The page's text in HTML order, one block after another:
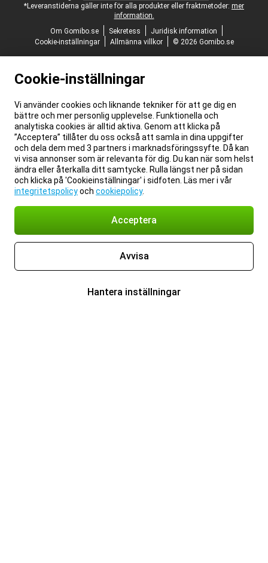
*Leveranstiderna gäller inte för alla produkter eller fraktmetoder: mer
information.
Om Gomibo.se
Sekretess
Juridisk information
Cookie-inställningar
Allmänna villkor © 2026 Gomibo.se
Cookie-inställningar
Vi använder cookies och liknande tekniker för att ge dig en
bättre och mer personlig upplevelse. Funktionella och
analytiska cookies är alltid aktiva. Genom att klicka på
”Acceptera” tillåter du oss också att samla in dina uppgifter
och dela dem med 3 partners i marknadsföringssyfte. Då kan
vi visa annonser som är relevanta för dig. Du kan när som helst
ändra eller återkalla ditt samtycke. Rulla längst ner på sidan
och klicka på 'Cookieinställningar' i sidfoten. Läs mer i vår
integritetspolicyoch cookiepolicy.
Acceptera
Avvisa
Hantera inställningar